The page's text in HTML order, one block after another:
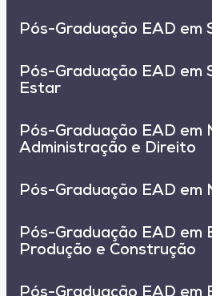
Pós-Graduação EAD em
Pós-Graduação EAD em
Estar
Pós-Graduação EAD em
Administração e Direito
Pós-Graduação EAD em
Pós-Graduação EAD em
Produção e Construção